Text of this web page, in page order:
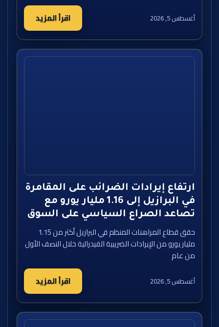
أغسطس 5, 2026 اقرأ المزيد
ارتفاع إيرادات الضرائب على المقامرة
في البرازيل إلى 1.16 مليار يورو مع
تصاعد الصراع السياسي على السوق
حقق قطاع المراهنات المنظم في البرازيل أكثر من 1.15
مليار يورو من الإيرادات الضريبية الفيدرالية خلال النصف الأول
من عام
أغسطس 5, 2026 اقرأ المزيد